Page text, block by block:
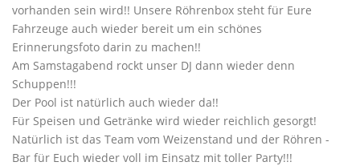
vorhanden sein wird!! Unsere Röhrenbox steht für Eure
Fahrzeuge auch wieder bereit um ein schönes
Erinnerungsfoto darin zu machen!!
Am Samstagabend rockt unser DJ dann wieder denn
Schuppen!!!
Der Pool ist natürlich auch wieder da!!
Für Speisen und Getränke wird wieder reichlich gesorgt!
Natürlich ist das Team vom Weizenstand und der Röhren -
Bar für Euch wieder voll im Einsatz mit toller Party!!!